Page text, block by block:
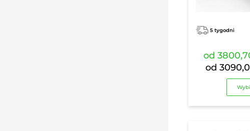
5 tygodni
od
od